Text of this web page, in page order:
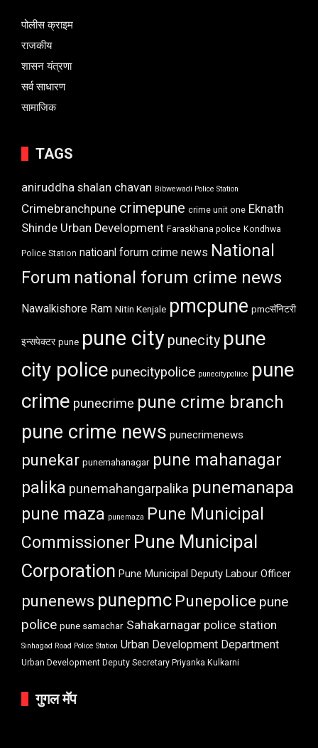
पोलीस क्राइम
राजकीय
शासन यंत्रणा
सर्व साधारण
सामाजिक
TAGS
aniruddha shalan chavan Bibwewadi Police Station
Crimebranchpune crimepune crime unit one Eknath
Shinde Urban Development Faraskhana police Kondhwa
Police Station natioanl forum crime news National
Forum national forum crime news
Nawalkishore Ram Nitin Kenjale pmcpune pmcसॅनिटरी
इन्सपेक्टर pune pune city punecity pune
city police punecitypolice punecitypoliice pune
crime punecrime pune crime branch
pune crime news punecrimenews
punekar punemahanagar pune mahanagar
palika punemahangarpalika punemanapa
pune maza punemaza Pune Municipal
Commissioner Pune Municipal
Corporation Pune Municipal Deputy Labour Officer
punenews punepmc Punepolice pune
police pune samachar Sahakarnagar police station
Sinhagad Road Police Station Urban Development Department
Urban Development Deputy Secretary Priyanka Kulkarni
गुगल मॅप